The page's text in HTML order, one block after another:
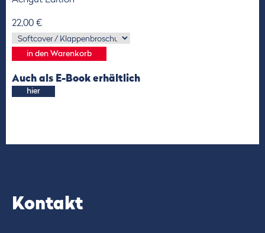
22,00 €
Auch als E-Book erhältlich
hier
Kontakt